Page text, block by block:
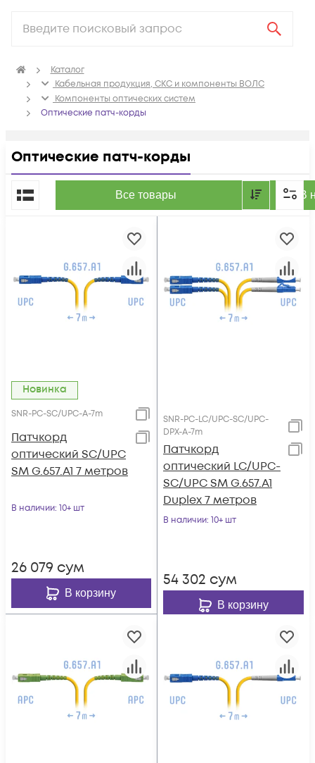
Каталог
Кабельная продукция, СКС и компоненты ВОЛС
Компоненты оптических систем
Оптические патч-корды
Оптические патч-корды
Все товары В
По популярности
Новинка
SNR-PC-SC/UPC-A-7m
Патчкорд
оптический SC/UPC
SM G.657.A1 7 метров
В наличии: 10+ шт
26 079 сум
В корзину
SNR-PC-LC/UPC-SC/UPC-
DPX-A-7m
Патчкорд
оптический LC/UPC-
SC/UPC SM G.657.A1
Duplex 7 метров
В наличии: 10+ шт
54 302 сум
В корзину